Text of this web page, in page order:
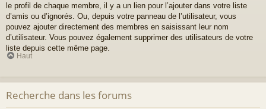
le profil de chaque membre, il y a un lien pour l’ajouter dans votre liste
d’amis ou d’ignorés. Ou, depuis votre panneau de l’utilisateur, vous
pouvez ajouter directement des membres en saisissant leur nom
d’utilisateur. Vous pouvez également supprimer des utilisateurs de votre
liste depuis cette même page.
Haut
Recherche dans les forums